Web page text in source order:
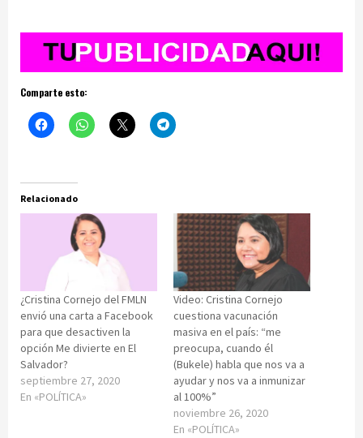
Comparte esto:
Relacionado
¿Cristina Cornejo del FMLN
envió una carta a Facebook
para que desactiven la
opción Me divierte en El
Salvador?
septiembre 27, 2020
En «POLÍTICA»
Video: Cristina Cornejo
cuestiona vacunación
masiva en el país: “me
preocupa, cuando él
(Bukele) habla que nos va a
ayudar y nos va a inmunizar
al 100%”
noviembre 26, 2020
En «POLÍTICA»